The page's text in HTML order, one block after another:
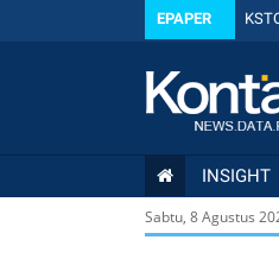
EPAPER
INSIGHT
Sabtu, 8 Agustus